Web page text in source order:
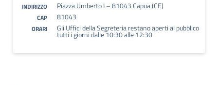
INDIRIZZO Piazza Umberto I – 81043 Capua (CE)
CAP 81043
ORARI Gli Uffici della Segreteria restano aperti al pubblico
tutti i giorni dalle 10:30 alle 12:30